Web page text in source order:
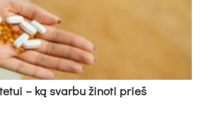
– ką svarbu žinoti prieš